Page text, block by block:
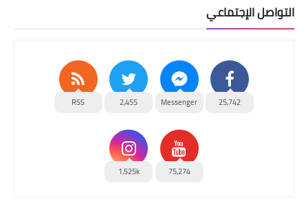
التواصل الإجتماعي
25,742
Messenger
2,455
RSS
75,274
1,525k